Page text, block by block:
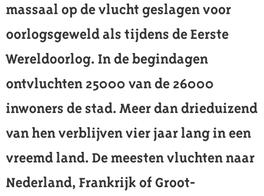
massaal op de vlucht geslagen voor
oorlogsgeweld als tijdens de Eerste
Wereldoorlog. In de begindagen
ontvluchten 25000 van de 26000
inwoners de stad. Meer dan drieduizend
van hen verblijven vier jaar lang in een
vreemd land. De meesten vluchten naar
Nederland, Frankrijk of Groot-